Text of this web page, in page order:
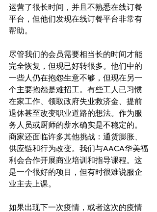
运营了很长时间，并且不熟悉在线订餐
平台，但他们发现在线订餐平台非常有
帮助。
尽管我们的会员需要相当长的时间才能
完全恢复，但现已好转很多。他们中的
一些人仍在抱怨生意不够，但现在另一
个主要抱怨是难招工。有些工人已习惯
在家工作、领取政府失业救济金、提前
退休甚至改变职业道路的想法。作为服
务人员或厨师的薪水确实是不稳定的。
商家还面临许多其他挑战：通货膨胀、
供应链和行为改变。我们与AACA华美福
利会合作开展商业培训和指导课程。这
是一个很好的项目，但有时很难说服企
业主去上课。
如果出现下一次疫情，或者这次的疫情